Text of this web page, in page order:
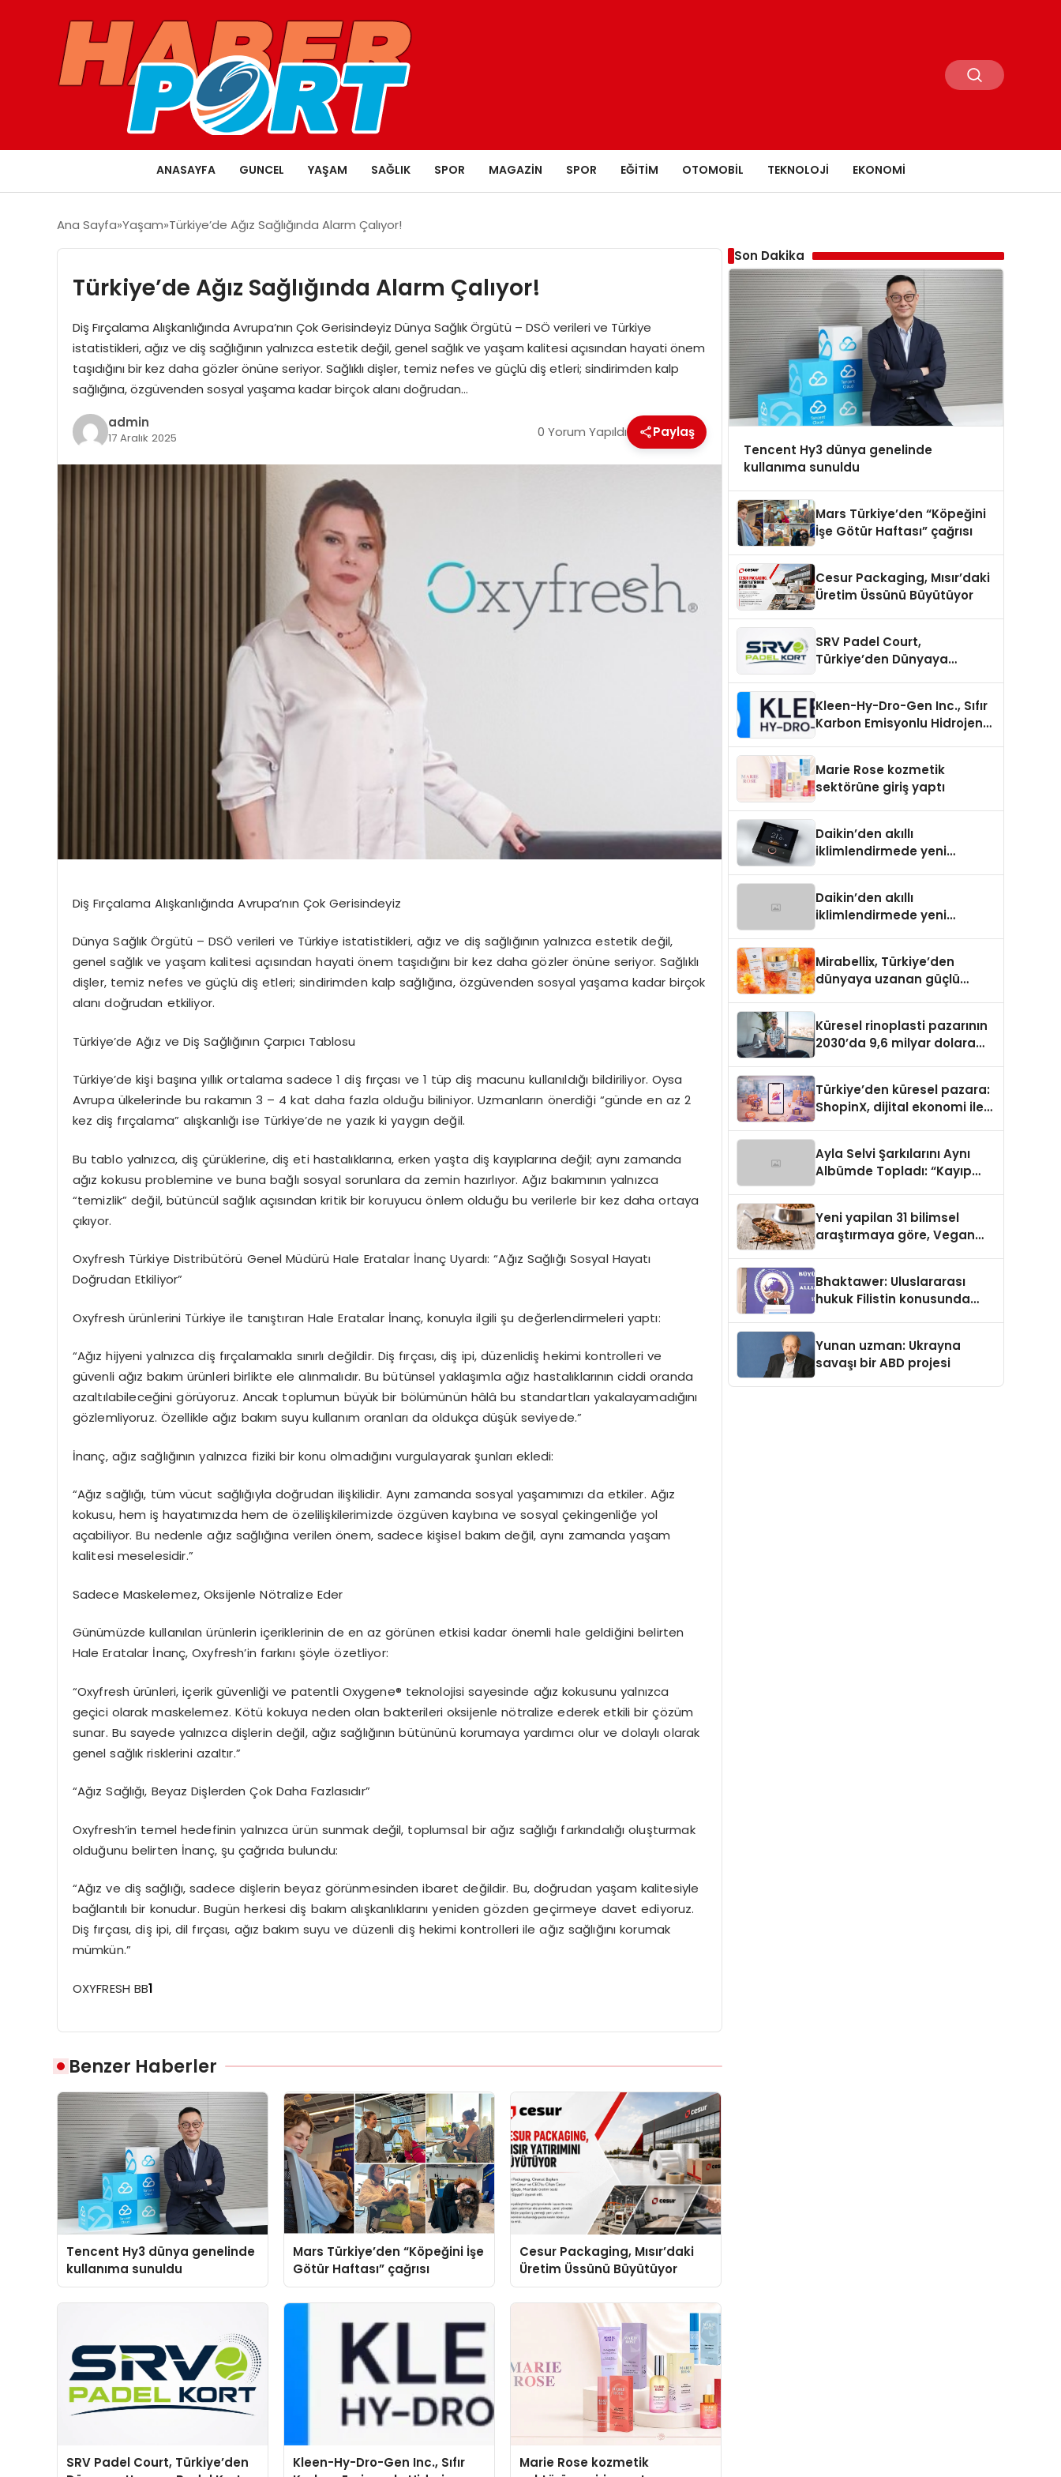
ANASAYFA GUNCEL YAŞAM SAĞLIK SPOR MAGAZIN SPOR EĞITIM OTOMOBIL TEKNOLOJI EKONOMI
Ana Sayfa Yaşam Türkiye’de Ağız Sağlığında Alarm Çalıyor!
Türkiye’de Ağız Sağlığında Alarm Çalıyor!
Diş Fırçalama Alışkanlığında Avrupa’nın Çok Gerisindeyiz Dünya Sağlık Örgütü – DSÖ verileri ve Türkiye
istatistikleri, ağız ve diş sağlığının yalnızca estetik değil, genel sağlık ve yaşam kalitesi açısından hayati önem
taşıdığını bir kez daha gözler önüne seriyor. Sağlıklı dişler, temiz nefes ve güçlü diş etleri; sindirimden kalp
sağlığına, özgüvenden sosyal yaşama kadar birçok alanı doğrudan…
admin
17 Aralık 2025 0 Yorum Yapıldı Paylaş
Diş Fırçalama Alışkanlığında Avrupa’nın Çok Gerisindeyiz
Dünya SağlıkÖrgütü – DSÖ verileri ve Türkiye istatistikleri, ağız ve diş sağlığının yalnızca estetik değil,
genel sağlık ve yaşam kalitesi açısından hayatiönem taşıdığını bir kez daha gözler önüne seriyor. Sağlıklı
dişler, temiz nefes ve güçlü diş etleri; sindirimden kalp sağlığına, özgüvenden sosyal yaşama kadar birçok
alanı doğrudan etkiliyor.
Türkiye’de Ağız ve Diş Sağlığının Çarpıcı Tablosu
Türkiye’de kişi başına yıllık ortalama sadece 1 diş fırçası ve 1 tüp diş macunu kullanıldığı bildiriliyor. Oysa
Avrupa ülkelerinde bu rakamın3 – 4 kat daha fazla olduğu biliniyor. Uzmanların önerdiği “günde en az 2
kez diş fırçalama” alışkanlığıise Türkiye’de ne yazık ki yaygın değil.
Bu tablo yalnızca, diş çürüklerine, diş eti hastalıklarına, erken yaşta diş kayıplarına değil; aynı zamanda
ağız kokusu problemine ve buna bağlı sosyal sorunlara da zemin hazırlıyor. Ağız bakımının yalnızca
“temizlik” değil, bütüncül sağlık açısından kritik bir koruyucuönlem olduğu bu verilerle bir kez daha ortaya
çıkıyor.
Oxyfresh Türkiye Distribütörü Genel Müdürü Hale Eratalar İnanç Uyardı:“Ağız Sağlığı Sosyal Hayatı
Doğrudan Etkiliyor”
Oxyfresh ürünlerini Türkiye ile tanıştıran Hale Eratalar İnanç, konuyla ilgili şu değerlendirmeleri yaptı:
“Ağız hijyeniyalnızca diş fırçalamakla sınırlı değildir. Diş fırçası, diş ipi, düzenlidiş hekimi kontrolleri ve
güvenli ağız bakım ürünleri birlikte ele alınmalıdır. Bu bütünsel yaklaşımla ağız hastalıklarının ciddi oranda
azaltılabileceğini görüyoruz. Ancak toplumun büyük bir bölümünün hâlâ bu standartları yakalayamadığını
gözlemliyoruz. Özellikle ağız bakım suyu kullanım oranları daoldukça düşükseviyede.”
İnanç, ağız sağlığının yalnızca fiziki bir konu olmadığını vurgulayarak şunları ekledi:
“Ağız sağlığı, tüm vücut sağlığıyla doğrudan ilişkilidir. Aynı zamanda sosyal yaşamımızı da etkiler. Ağız
kokusu,hem iş hayatımızda hem deözelilişkilerimizdeözgüven kaybına ve sosyal çekingenliğe yol
açabiliyor. Bu nedenle ağız sağlığına verilenönem, sadece kişisel bakım değil, aynı zamanda yaşam
kalitesi meselesidir.”
Sadece Maskelemez, Oksijenle Nötralize Eder
Günümüzde kullanılan ürünlerin içeriklerinin de en az görünen etkisi kadar önemli hale geldiğini belirten
Hale Eratalar İnanç,Oxyfresh’in farkını şöyleözetliyor:
“Oxyfresh ürünleri, içerik güvenliği ve patentli Oxygene® teknolojisi sayesinde ağız kokusunu yalnızca
geçici olarak maskelemez. Kötü kokuya neden olan bakterileri oksijenle nötralize ederek etkili bir çözüm
sunar. Bu sayede yalnızca dişlerin değil, ağız sağlığının bütününü korumaya yardımcı olur ve dolaylı olarak
genel sağlık risklerini azaltır.”
“Ağız Sağlığı, Beyaz Dişlerden Çok Daha Fazlasıdır”
Oxyfresh’in temel hedefinin yalnızca ürün sunmak değil, toplumsal bir ağız sağlığı farkındalığı oluşturmak
olduğunu belirten İnanç, şu çağrıda bulundu:
“Ağız ve diş sağlığı, sadece dişlerin beyaz görünmesinden ibaret değildir. Bu, doğrudan yaşam kalitesiyle
bağlantılı bir konudur. Bugün herkesi diş bakım alışkanlıklarını yeniden gözden geçirmeye davet ediyoruz.
Diş fırçası, diş ipi, dil fırçası, ağız bakım suyu ve düzenli diş hekimi kontrolleri ile ağız sağlığını korumak
mümkün.”
OXYFRESH BB1
Benzer Haberler
Tencent Hy3 dünya genelinde
kullanıma sunuldu
Mars Türkiye’den “Köpeğini İşe
Götür Haftası” çağrısı
Cesur Packaging, Mısır’daki
Üretim Üssünü Büyütüyor
SRV Padel Court, Türkiye’den
Kleen-Hy-Dro-Gen Inc., Sıfır
Marie Rose kozmetik
Son Dakika
Tencent Hy3 dünya genelinde
kullanıma sunuldu
Mars Türkiye’den “Köpeğini
İşe Götür Haftası” çağrısı
Cesur Packaging, Mısır’daki
Üretim Üssünü Büyütüyor
SRV Padel Court,
Türkiye’den Dünyaya
Kleen-Hy-Dro-Gen Inc., Sıfır
Karbon Emisyonlu Hidrojen
Aldı
Marie Rose kozmetik
sektörüne giriş yaptı
Daikin’den akıllı
iklimlendirmede yeni
Daikin’den akıllı
iklimlendirmede yeni
Mirabellix, Türkiye’den
dünyaya uzanan güçlü
Küresel rinoplasti pazarının
2030’da 9,6 milyar dolara
Türkiye’den küresel pazara:
ShopinX, dijital ekonomi ile
Ayla Selvi Şarkılarını Aynı
Albümde Topladı: “Kayıp
Yeni yapilan 31 bilimsel
araştırmaya göre, Vegan
Sindirildiğini Ortaya Koydu
Bhaktawer: Uluslararası
hukuk Filistin konusunda
Yunan uzman: Ukrayna
savaşı bir ABD projesi